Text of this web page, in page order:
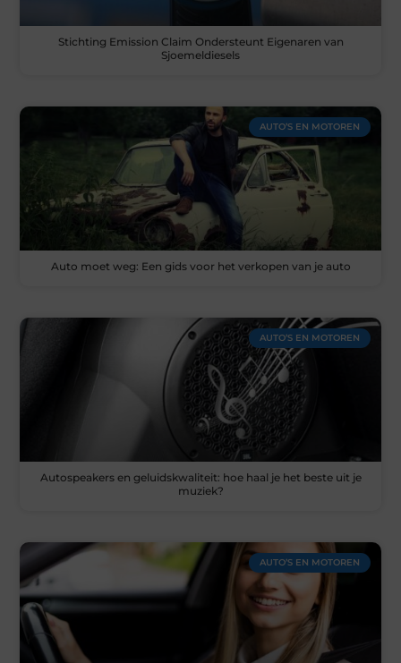
Stichting Emission Claim Ondersteunt Eigenaren van
Sjoemeldiesels
AUTO’S EN MOTOREN
Auto moet weg: Een gids voor het verkopen van je auto
AUTO’S EN MOTOREN
Autospeakers en geluidskwaliteit: hoe haal je het beste uit je
muziek?
AUTO’S EN MOTOREN